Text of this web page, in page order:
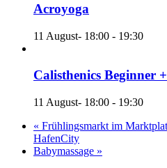
Acroyoga
11 August- 18:00 - 19:30
Calisthenics Beginner
11 August- 18:00 - 19:30
« Frühlingsmarkt im
HafenCity
Babymassage »